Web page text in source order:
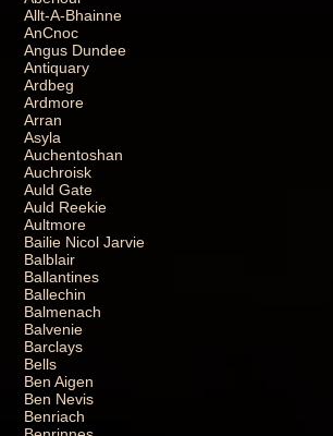
Allt-A-Bhainne
AnCnoc
Angus Dundee
Antiquary
Ardbeg
Ardmore
Arran
Asyla
Auchentoshan
Auchroisk
Auld Gate
Auld Reekie
Aultmore
Bailie Nicol Jarvie
Balblair
Ballantines
Ballechin
Balmenach
Balvenie
Barclays
Bells
Ben Aigen
Ben Nevis
Benriach